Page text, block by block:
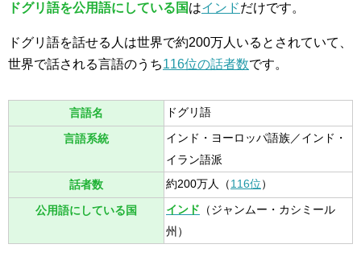
ドグリ語を公用語にしている国はインドだけです。
ドグリ語を話せる人は世界で約200万人いるとされていて、
世界で話される言語のうち116位の話者数です。
言語名 ドグリ語
言語系統
インド・ヨーロッパ語族／インド・
イラン語派
話者数 約200万人（116位）
公用語にしている国 インド （ジャンムー・カシミール
州）